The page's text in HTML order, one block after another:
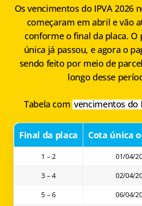
Os vencimentos do IPVA 2026
começaram em abril e vão
conforme o final da placa. O
única já passou, e agora o
sendo feito por meio de
longo desse
Tabela com vencimentos do
Final da placa Cota única
1 – 2 01/04/
3 – 4 02/04/
5 – 6 06/04/